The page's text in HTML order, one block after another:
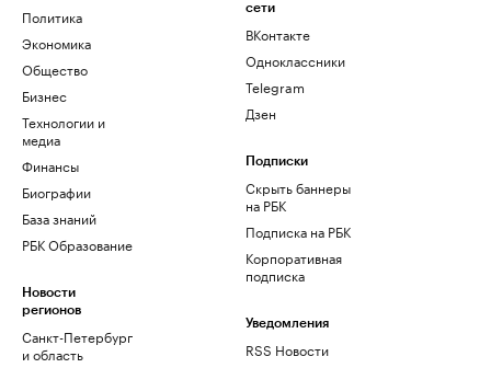
Политика
Экономика
Общество
Бизнес
Технологии и
медиа
Финансы
Биографии
База знаний
РБК Образование
Новости
регионов
Санкт-Петербург
и область
сети
ВКонтакте
Одноклассники
Telegram
Дзен
Подписки
Скрыть баннеры
на РБК
Подписка на РБК
Корпоративная
подписка
Уведомления
RSS Новости